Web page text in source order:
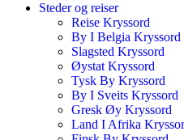
Steder og reiser
Reise Kryssord
By I Belgia Kryssord
Slagsted Kryssord
Øystat Kryssord
Tysk By Kryssord
By I Sveits Kryssord
Gresk Øy Kryssord
Land I Afrika